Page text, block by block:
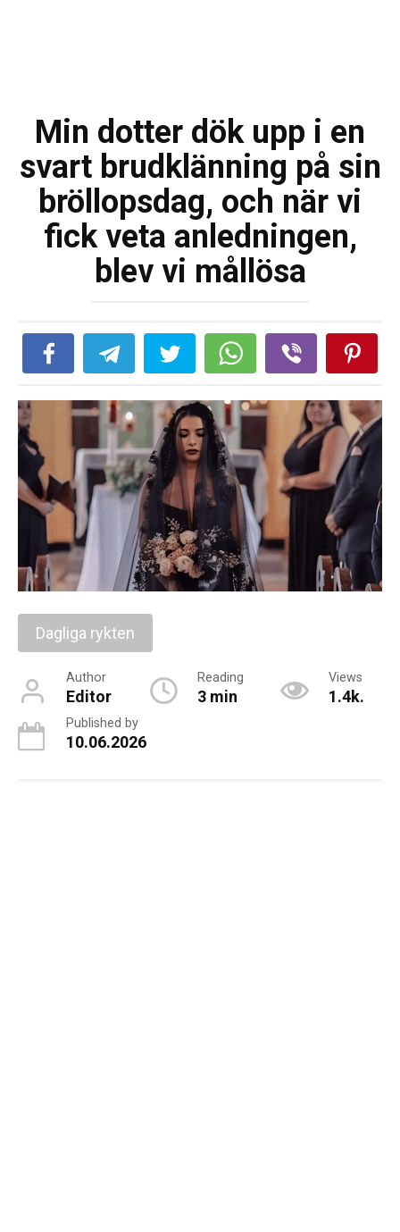
Min dotter dök upp i en
svart brudklänning på sin
bröllopsdag, och när vi
fick veta anledningen,
blev vi mållösa
Dagliga rykten
Author
Editor
Reading
3 min
Views
1.4k.
Published by
10.06.2026